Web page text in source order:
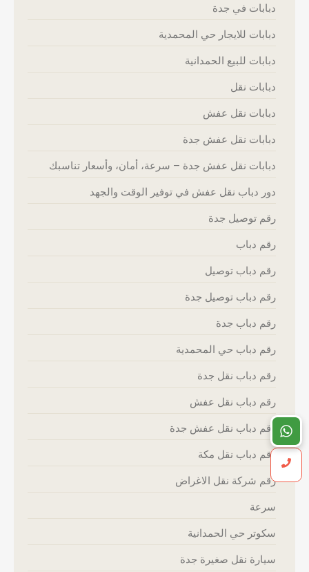
دبابات في جدة
دبابات للايجار حي المحمدية
دبابات للبيع الحمدانية
دبابات نقل
دبابات نقل عفش
دبابات نقل عفش جدة
دبابات نقل عفش جدة – سرعة، أمان، وأسعار تناسبك
دور دباب نقل عفش في توفير الوقت والجهد
رقم توصيل جدة
رقم دباب
رقم دباب توصيل
رقم دباب توصيل جدة
رقم دباب جدة
رقم دباب حي المحمدية
رقم دباب نقل جدة
رقم دباب نقل عفش
رقم دباب نقل عفش جدة
رقم دباب نقل مكة
رقم شركة نقل الاغراض
سرعة
سكوتر حي الحمدانية
سيارة نقل صغيرة جدة